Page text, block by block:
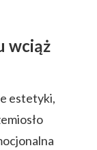
wciąż
estetyki,